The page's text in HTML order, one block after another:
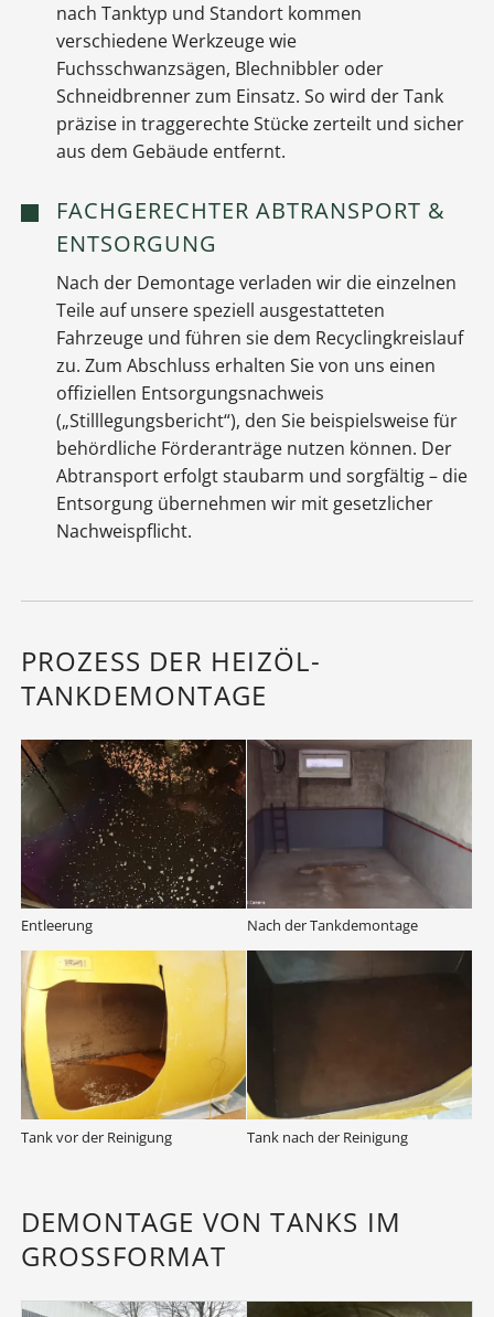
nach Tanktyp und Standort kommen
verschiedene Werkzeuge wie
Fuchsschwanzsägen, Blechnibbler oder
Schneidbrenner zum Einsatz. So wird der Tank
präzise in traggerechte Stücke zerteilt und sicher
aus dem Gebäude entfernt.
FACHGERECHTER ABTRANSPORT &
ENTSORGUNG
Nach der Demontage verladen wir die einzelnen
Teile auf unsere speziell ausgestatteten
Fahrzeuge und führen sie dem Recyclingkreislauf
zu. Zum Abschluss erhalten Sie von uns einen
offiziellen Entsorgungsnachweis
(„Stilllegungsbericht“), den Sie beispielsweise für
behördliche Förderanträge nutzen können. Der
Abtransport erfolgt staubarm und sorgfältig – die
Entsorgung übernehmen wir mit gesetzlicher
Nachweispflicht.
PROZESS DER HEIZÖL-
TANKDEMONTAGE
Entleerung Nach der Tankdemontage
Tank vor der Reinigung Tank nach der Reinigung
DEMONTAGE VON TANKS IM
GROSSFORMAT